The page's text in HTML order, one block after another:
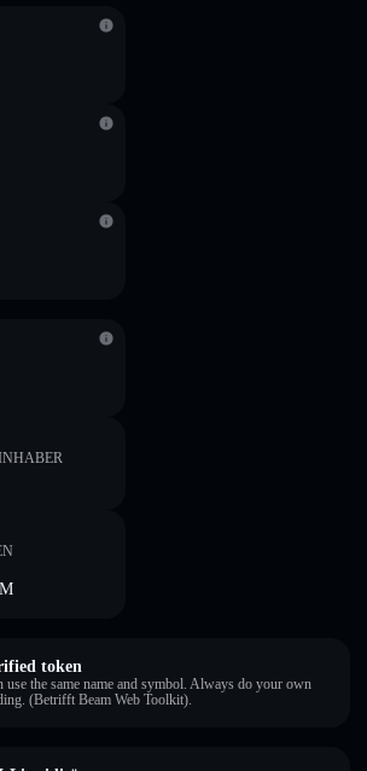
token
use the same name and symbol. Always do your own
(Betrifft Beam Web Toolkit).